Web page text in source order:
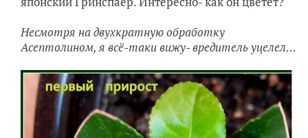
Несмотря на двухкратную обработку
Асептолином, я всё-таки вижу- вредитель уцелел…